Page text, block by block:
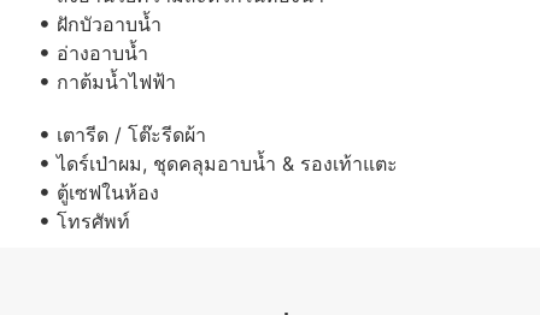
ฝักบัวอาบน้ำ
อ่างอาบน้ำ
กาต้มน้ำไฟฟ้า
เตารีด / โต๊ะรีดผ้า
ไดร์เป่าผม, ชุดคลุมอาบน้ำ & รองเท้าแตะ
ตู้เซฟในห้อง
โทรศัพท์